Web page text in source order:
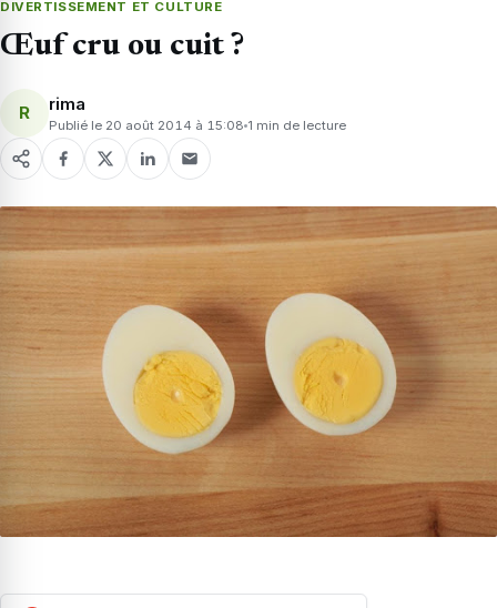
DIVERTISSEMENT ET CULTURE
Œuf cru ou cuit ?
R rima
Publié le 20 août 2014 à 15:08 1 min de lecture